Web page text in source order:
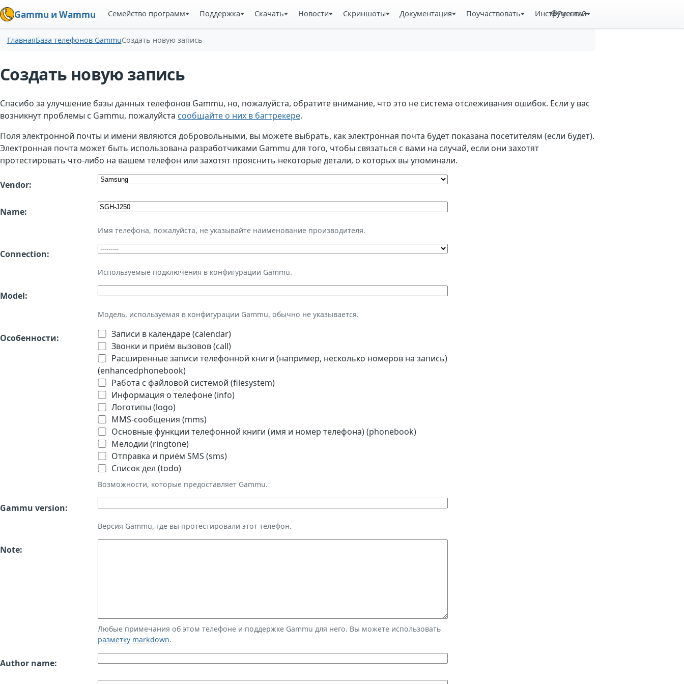
Gammu и Wammu Семейство программ Поддержка Скачать Новости Скриншоты Документация Поучаствовать Инструменты
Русский
ГлавнаяБаза телефонов GammuСоздать новую запись
Создать новую запись
Спасибо за улучшение базы данных телефонов Gammu, но, пожалуйста, обратите внимание, что это не система отслеживания ошибок. Если у вас
возникнут проблемы с Gammu, пожалуйста сообщайте о них в багтрекере.
Поля электронной почты и имени являются добровольными, вы можете выбрать, как электронная почта будет показана посетителям (если будет).
Электронная почта может быть использована разработчиками Gammu для того, чтобы связаться с вами на случай, если они захотят
протестировать что-либо на вашем телефон или захотят прояснить некоторые детали, о которых вы упоминали.
Vendor:
Name:
Имя телефона, пожалуйста, не указывайте наименование производителя.
Connection:
Используемые подключения в конфигурации Gammu.
Model:
Модель, используемая в конфигурации Gammu, обычно не указывается.
Особенности:
Записи в календаре (calendar)
Звонки и приём вызовов (call)
Расширенные записи телефонной книги (например, несколько номеров на запись)
(enhancedphonebook)
Работа с файловой системой (filesystem)
Информация о телефоне (info)
Логотипы (logo)
MMS-сообщения (mms)
Основные функции телефонной книги (имя и номер телефона) (phonebook)
Мелодии (ringtone)
Отправка и приём SMS (sms)
Список дел (todo)
Возможности, которые предоставляет Gammu.
Gammu version:
Версия Gammu, где вы протестировали этот телефон.
Note:
Любые примечания об этом телефоне и поддержке Gammu для него. Вы можете использовать
разметку markdown.
Author name: